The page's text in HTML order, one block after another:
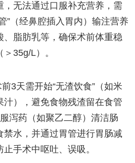
，无法通过口服补充营养，需
”（经鼻腔插入胃内）输注营养
、脂肪乳等，确保术前体重稳
35g/L）。
3天需开始“无渣饮食”（如米
汁），避免食物残渣留在食管
泻药（如聚乙二醇）清洁肠
禁水，并通过胃管进行胃肠减
手术中呕吐、误吸。